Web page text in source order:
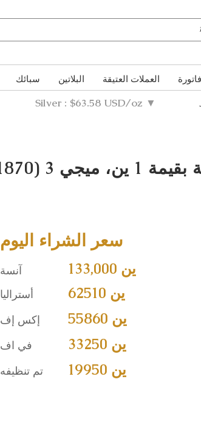
سبائك البلاتين العملات العتيقة فاتورة
Silver : $63.58 USD/oz ▼
سعر الشراء اليوم
آنسة
أستراليا
133,000 ين
62510 ين
إكس إف 55860 ين
في اف 33250 ين
تم تنظيفه 19950 ين